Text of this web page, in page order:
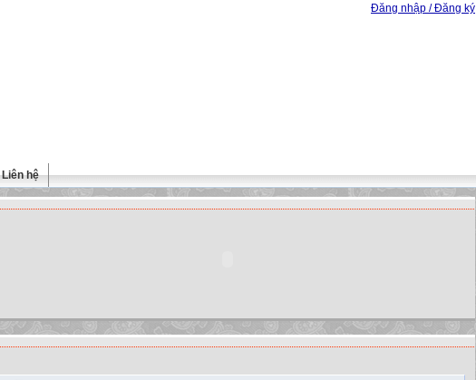
Đăng nhập / Đăng ký
Liên hệ